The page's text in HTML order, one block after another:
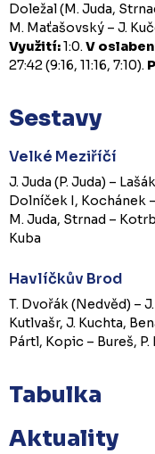
Doležal (M. Juda,
M. Maťašovský – J.
Využití:1:0.V
27:42 (9:16, 11:16, 7:10).
Sestavy
Velké Meziříčí
J. Juda (P. Juda) –
Dolníček I, Kochánek
M. Juda, Strnad –
Kuba
Havlíčkův Brod
T. Dvořák (Nedvěd) –
Kutlvašr, J. Kuchta,
Pártl, Kopic – Bureš,
Tabulka
Aktuality